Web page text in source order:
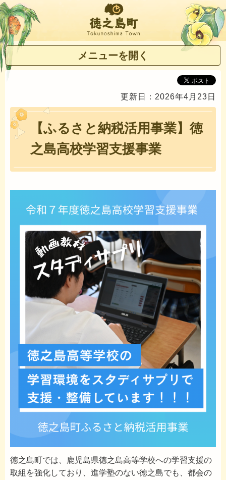
徳之島町
メニューを開く
更新日：2026年4月23日
【ふるさと納税活用事業】徳
之島高校学習支援事業
徳之島町では、鹿児島県徳之島高等学校への学習支援の
取組を強化しており、進学塾のない徳之島でも、都会の